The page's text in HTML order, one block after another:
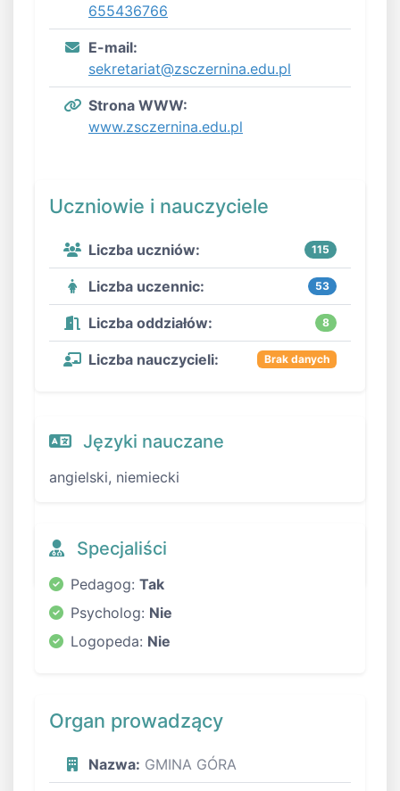
655436766
E-mail:
sekretariat@zsczernina.edu.pl
Strona WWW:
www.zsczernina.edu.pl
Uczniowie i nauczyciele
Liczba uczniów: 115
Liczba uczennic: 53
Liczba oddziałów: 8
Liczba nauczycieli: Brak danych
Języki nauczane
angielski, niemiecki
Specjaliści
Pedagog: Tak
Psycholog: Nie
Logopeda: Nie
Organ prowadzący
Nazwa: GMINA GÓRA